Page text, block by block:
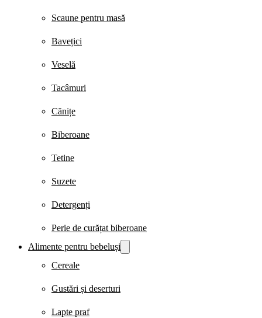
Scaune pentru masă
Bavețici
Veselă
Tacâmuri
Cănițe
Biberoane
Tetine
Suzete
Detergenți
Perie de curățat biberoane
Alimente pentru bebeluși
Cereale
Gustări și deserturi
Lapte praf